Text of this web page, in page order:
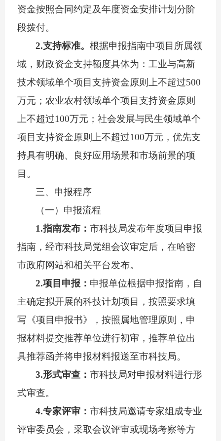
资金按照合同约定及年度资金安排计划分阶
段拨付。
2.支持标准。根据申报指南中项目所属领
域，财政资金支持额度具体为：工业与高新
技术领域单个项目支持资金原则上不超过500
万元；农业农村领域单个项目支持资金原则
上不超过100万元；社会发展与民生领域单个
项目支持资金原则上不超过100万元， 优先支
持具有明确、 良好应用场景和市场前景的项
目。
三、申报程序
（一）申报流程
1.指南发布：市科技局发布年度项目申报
指南，经市科技局党组会议审定后，在哈密
市政府网站和相关平台发布。
2.项目申报： 申报单位根据申报指南，自
主确定拟开展的科技计划项目，按照要求填
写《项目申报书》， 按照属地管理原则
，申
报材料提交推荐单位进行初审 ，推荐单位出
具推荐函并将申报材料报送至市科技局。
3.形式审查：市科技局对申报材料进行形
式审查。
4.专家评审：市科技局邀请专家组成专业
评审委员会，采取会议评审或现场考察等方